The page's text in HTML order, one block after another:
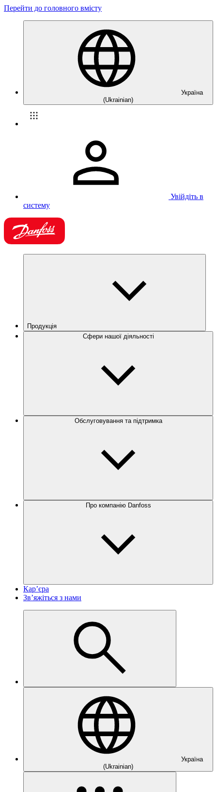
Перейти до головного вмісту
Україна
(Ukrainian)
Увійдіть в
систему
Продукція
Сфери нашої діяльності
Обслуговування та підтримка
Про компанію Danfoss
Кар’єра
Зв’яжіться з нами
Україна
(Ukrainian)